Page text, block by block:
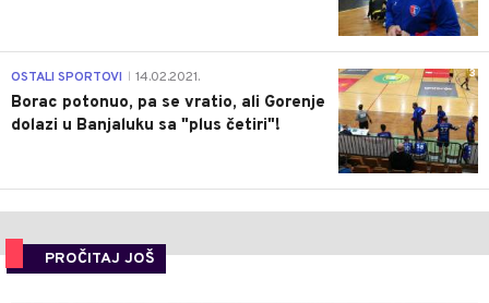
3
OSTALI SPORTOVI 14.02.2021.
Borac potonuo, pa se vratio, ali Gorenje
dolazi u Banjaluku sa "plus četiri"!
PROČITAJ JOŠ